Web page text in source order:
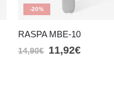
-20%
RASPA MBE-10
14,90€ 11,92€